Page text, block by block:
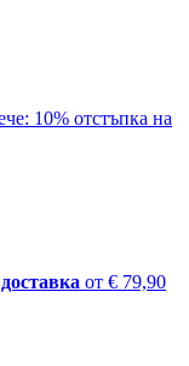
10% отстъпка на
от € 79,90